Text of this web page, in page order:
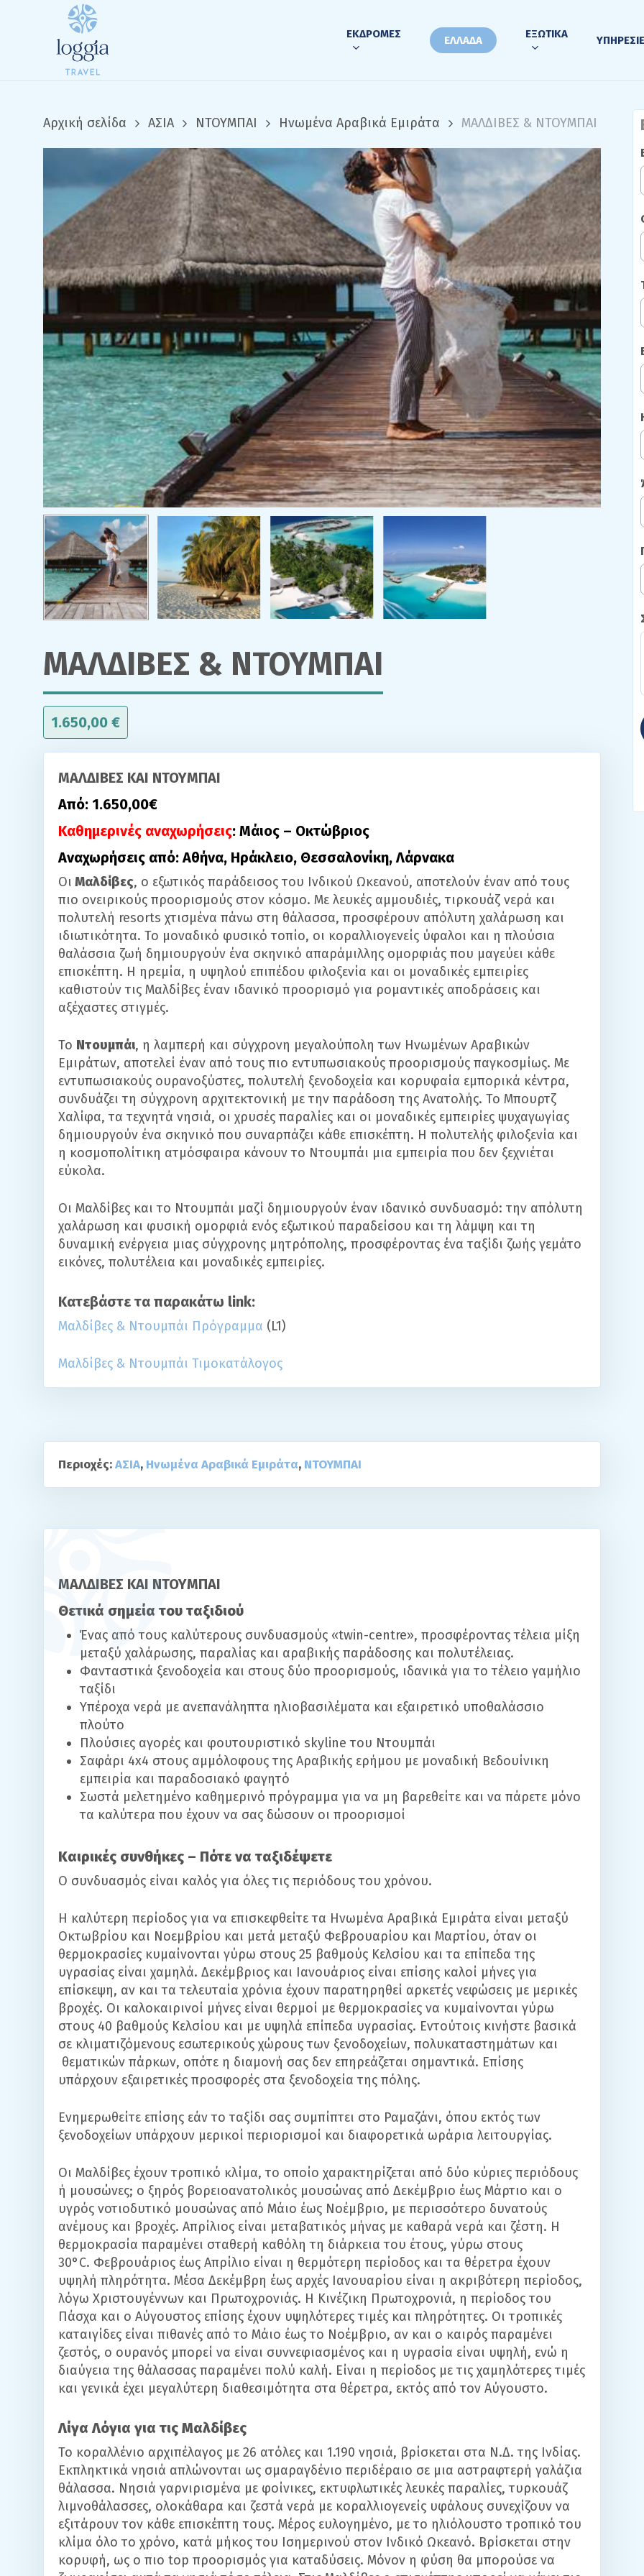
ΕΚΔΡΟΜΕΣ ΕΛΛΑΔΑ ΕΞΩΤΙΚΑ
Αρχική σελίδα ΑΣΙΑ ΝΤΟΥΜΠΑΙ Ηνωμένα Αραβικά Εμιράτα ΜΑΛΔΙΒΕΣ & ΝΤΟΥΜΠΑΙ
ΜΑΛΔΙΒΕΣ & ΝΤΟΥΜΠΑΙ
1.650,00 €
ΜΑΛΔΙΒΕΣ ΚΑΙ ΝΤΟΥΜΠΑΙ
Από: 1.650,00€
Καθημερινές αναχωρήσεις: Mάιος – Οκτώβριος
Αναχωρήσεις από: Αθήνα, Ηράκλειο, Θεσσαλονίκη, Λάρνακα
Οι Μαλδίβες, ο εξωτικός παράδεισος του Ινδικού Ωκεανού, αποτελούν έναν από τους
πιο ονειρικούς προορισμούς στον κόσμο. Με λευκές αμμουδιές, τιρκουάζ νερά και
πολυτελή resorts χτισμένα πάνω στη θάλασσα, προσφέρουν απόλυτη χαλάρωση και
ιδιωτικότητα. Το μοναδικό φυσικό τοπίο, οι κοραλλιογενείς ύφαλοι και η πλούσια
θαλάσσια ζωή δημιουργούν ένα σκηνικό απαράμιλλης ομορφιάς που μαγεύει κάθε
επισκέπτη. Η ηρεμία, η υψηλού επιπέδου φιλοξενία και οι μοναδικές εμπειρίες
καθιστούν τις Μαλδίβες έναν ιδανικό προορισμό για ρομαντικές αποδράσεις και
αξέχαστες στιγμές.
Το Ντουμπάι, η λαμπερή και σύγχρονη μεγαλούπολη των Ηνωμένων Αραβικών
Εμιράτων, αποτελεί έναν από τους πιο εντυπωσιακούς προορισμούς παγκοσμίως. Με
εντυπωσιακούς ουρανοξύστες, πολυτελή ξενοδοχεία και κορυφαία εμπορικά κέντρα,
συνδυάζει τη σύγχρονη αρχιτεκτονική με την παράδοση της Ανατολής. Το Μπουρτζ
Χαλίφα, τα τεχνητά νησιά, οι χρυσές παραλίες και οι μοναδικές εμπειρίες ψυχαγωγίας
δημιουργούν ένα σκηνικό που συναρπάζει κάθε επισκέπτη. Η πολυτελής φιλοξενία και
η κοσμοπολίτικη ατμόσφαιρα κάνουν το Ντουμπάι μια εμπειρία που δεν ξεχνιέται
εύκολα.
Οι Μαλδίβες και το Ντουμπάι μαζί δημιουργούν έναν ιδανικό συνδυασμό: την απόλυτη
χαλάρωση και φυσική ομορφιά ενός εξωτικού παραδείσου και τη λάμψη και τη
δυναμική ενέργεια μιας σύγχρονης μητρόπολης, προσφέροντας ένα ταξίδι ζωής γεμάτο
εικόνες, πολυτέλεια και μοναδικές εμπειρίες.
Κατεβάστε τα παρακάτω link:
Μαλδίβες & Ντουμπάι Πρόγραμμα (L1)
Μαλδίβες & Ντουμπάι Τιμοκατάλογος
Περιοχές:ΑΣΙΑ, Ηνωμένα Αραβικά Εμιράτα, ΝΤΟΥΜΠΑΙ
ΜΑΛΔΙΒΕΣ ΚΑΙ ΝΤΟΥΜΠΑΙ
Θετικά σημεία του ταξιδιού
Ένας από τους καλύτερους συνδυασμούς «twin-centre», προσφέροντας τέλεια μίξη
μεταξύ χαλάρωσης, παραλίας και αραβικής παράδοσης και πολυτέλειας.
Φανταστικά ξενοδοχεία και στους δύο προορισμούς, ιδανικά για το τέλειο γαμήλιο
ταξίδι
Υπέροχα νερά με ανεπανάληπτα ηλιοβασιλέματα και εξαιρετικό υποθαλάσσιο
πλούτο
Πλούσιες αγορές και φουτουριστικό skyline του Ντουμπάι
Σαφάρι 4x4 στους αμμόλοφους της Αραβικής ερήμου με μοναδική Βεδουίνικη
εμπειρία και παραδοσιακό φαγητό
Σωστά μελετημένο καθημερινό πρόγραμμα για να μη βαρεθείτε και να πάρετε μόνο
τα καλύτερα που έχουν να σας δώσουν οι προορισμοί
Καιρικές συνθήκες – Πότε να ταξιδέψετε
Ο συνδυασμός είναι καλός για όλες τις περιόδους του χρόνου.
Η καλύτερη περίοδος για να επισκεφθείτε τα Ηνωμένα Αραβικά Εμιράτα είναι μεταξύ
Οκτωβρίου και Νοεμβρίου και μετά μεταξύ Φεβρουαρίου και Μαρτίου, όταν οι
θερμοκρασίες κυμαίνονται γύρω στους 25 βαθμούς Κελσίου και τα επίπεδα της
υγρασίας είναι χαμηλά. Δεκέμβριος και Ιανουάριος είναι επίσης καλοί μήνες για
επίσκεψη, αν και τα τελευταία χρόνια έχουν παρατηρηθεί αρκετές νεφώσεις με μερικές
βροχές. Οι καλοκαιρινοί μήνες είναι θερμοί με θερμοκρασίες να κυμαίνονται γύρω
στους 40 βαθμούς Κελσίου και με υψηλά επίπεδα υγρασίας. Εντούτοις κινήστε βασικά
σε κλιματιζόμενους εσωτερικούς χώρους των ξενοδοχείων, πολυκαταστημάτων και
θεματικών πάρκων, οπότε η διαμονή σας δεν επηρεάζεται σημαντικά. Επίσης
υπάρχουν εξαιρετικές προσφορές στα ξενοδοχεία της πόλης.
Ενημερωθείτε επίσης εάν το ταξίδι σας συμπίπτει στο Ραμαζάνι, όπου εκτός των
ξενοδοχείων υπάρχουν μερικοί περιορισμοί και διαφορετικά ωράρια λειτουργίας.
Οι Μαλδίβες έχουν τροπικό κλίμα, το οποίο χαρακτηρίζεται από δύο κύριες περιόδους
ή μουσώνες; ο ξηρός βορειοανατολικός μουσώνας από Δεκέμβριο έως Μάρτιο και ο
υγρός νοτιοδυτικό μουσώνας από Μάιο έως Νοέμβριο, με περισσότερο δυνατούς
ανέμους και βροχές. Απρίλιος είναι μεταβατικός μήνας με καθαρά νερά και ζέστη. Η
θερμοκρασία παραμένει σταθερή καθόλη τη διάρκεια του έτους, γύρω στους
30°C. Φεβρουάριος έως Απρίλιο είναι η θερμότερη περίοδος και τα θέρετρα έχουν
υψηλή πληρότητα. Μέσα Δεκέμβρη έως αρχές Ιανουαρίου είναι η ακριβότερη περίοδος,
λόγω Χριστουγέννων και Πρωτοχρονιάς. Η Κινέζικη Πρωτοχρονιά, η περίοδος του
Πάσχα και ο Αύγουστος επίσης έχουν υψηλότερες τιμές και πληρότητες. Οι τροπικές
καταιγίδες είναι πιθανές από το Μάιο έως το Νοέμβριο, αν και ο καιρός παραμένει
ζεστός, ο ουρανός μπορεί να είναι συννεφιασμένος και η υγρασία είναι υψηλή, ενώ η
διαύγεια της θάλασσας παραμένει πολύ καλή. Είναι η περίοδος με τις χαμηλότερες τιμές
και γενικά έχει μεγαλύτερη διαθεσιμότητα στα θέρετρα, εκτός από τον Αύγουστο.
Λίγα Λόγια για τις Μαλδίβες
Το κοραλλένιο αρχιπέλαγος με 26 ατόλες και 1.190 νησιά, βρίσκεται στα Ν.Δ. της Ινδίας.
Εκπληκτικά νησιά απλώνονται ως σμαραγδένιο περιδέραιο σε μια αστραφτερή γαλάζια
θάλασσα. Νησιά γαρνιρισμένα με φοίνικες, εκτυφλωτικές λευκές παραλίες, τυρκουάζ
λιμνοθάλασσες, ολοκάθαρα και ζεστά νερά με κοραλλιογενείς υφάλους συνεχίζουν να
εξιτάρουν τον κάθε επισκέπτη τους. Μέρος ευλογημένο, με το ηλιόλουστο τροπικό του
κλίμα όλο το χρόνο, κατά μήκος του Ισημερινού στον Ινδικό Ωκεανό. Βρίσκεται στην
κορυφή, ως ο πιο top προορισμός για καταδύσεις. Μόνον η φύση θα μπορούσε να